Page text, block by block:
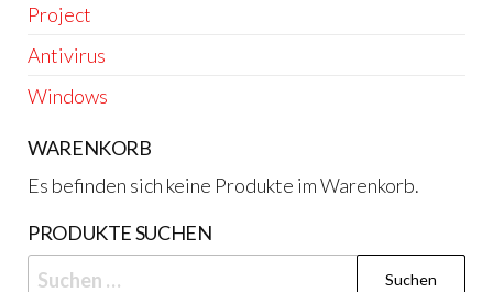
Project
Antivirus
Windows
WARENKORB
Es befinden sich keine Produkte im Warenkorb.
PRODUKTE SUCHEN
Suchen